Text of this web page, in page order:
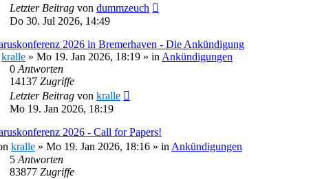
Letzter Beitrag von dummzeuch
Do 30. Jul 2026, 14:49
2026 in Bremerhaven - Die Ankündigung
kralle » Mo 19. Jan 2026, 18:19 » in Ankündigungen
0 Antworten
14137 Zugriffe
Letzter Beitrag von kralle
Mo 19. Jan 2026, 18:19
2026 - Call for Papers!
kralle » Mo 19. Jan 2026, 18:16 » in Ankündigungen
5 Antworten
83877 Zugriffe